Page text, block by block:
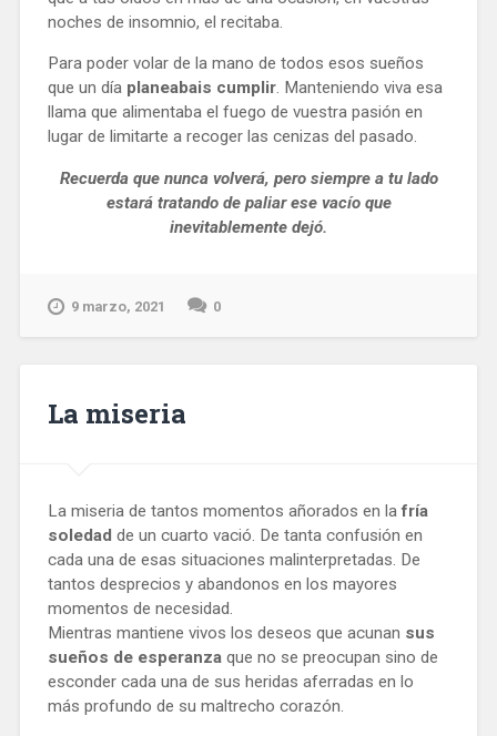
noches de insomnio, el recitaba.
Para poder volar de la mano de todos esos sueños
que un día planeabais cumplir. Manteniendo viva esa
llama que alimentaba el fuego de vuestra pasión en
lugar de limitarte a recoger las cenizas del pasado.
Recuerda que nunca volverá, pero siempre a tu lado
estará tratando de paliar ese vacío que
inevitablemente dejó.
9 marzo, 2021 0
La miseria
La miseria de tantos momentos añorados en lafría
soledad de un cuarto vació. De tanta confusión en
cada una de esas situaciones malinterpretadas. De
tantos desprecios y abandonos en los mayores
momentos de necesidad.
Mientras mantiene vivos los deseos que acunan sus
sueños de esperanzaque no se preocupan sino de
esconder cada una de sus heridas aferradas en lo
más profundo de su maltrecho corazón.